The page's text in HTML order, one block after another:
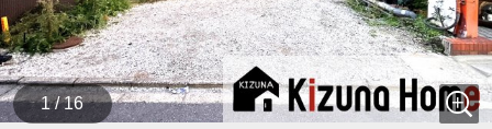
1 / 16